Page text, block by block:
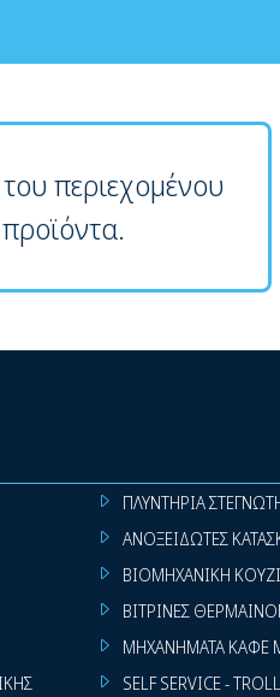
περιεχομένου
ΠΛΥΝΤΗΡΙΑ
ΑΝΟΞΕΙΔΩΤΕΣ
ΒΙΟΜΗΧΑΝΙΚΗ
ΒΙΤΡΙΝΕΣ
ΜΗΧΑΝΗΜΑΤΑ ΚΑΦΕ
SELF SERVICE -